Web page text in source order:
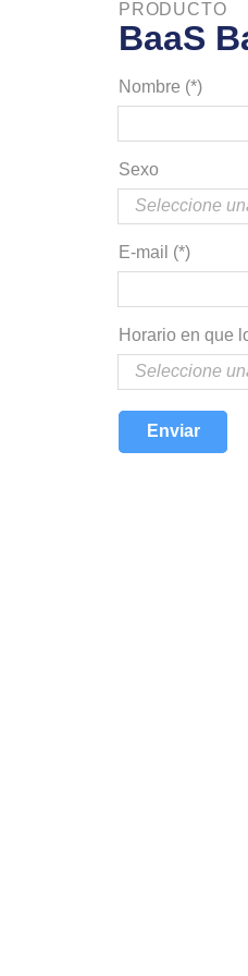
PRODUCTO
BaaS
Nombre (*)
Sexo
E-mail (*)
Horario en que